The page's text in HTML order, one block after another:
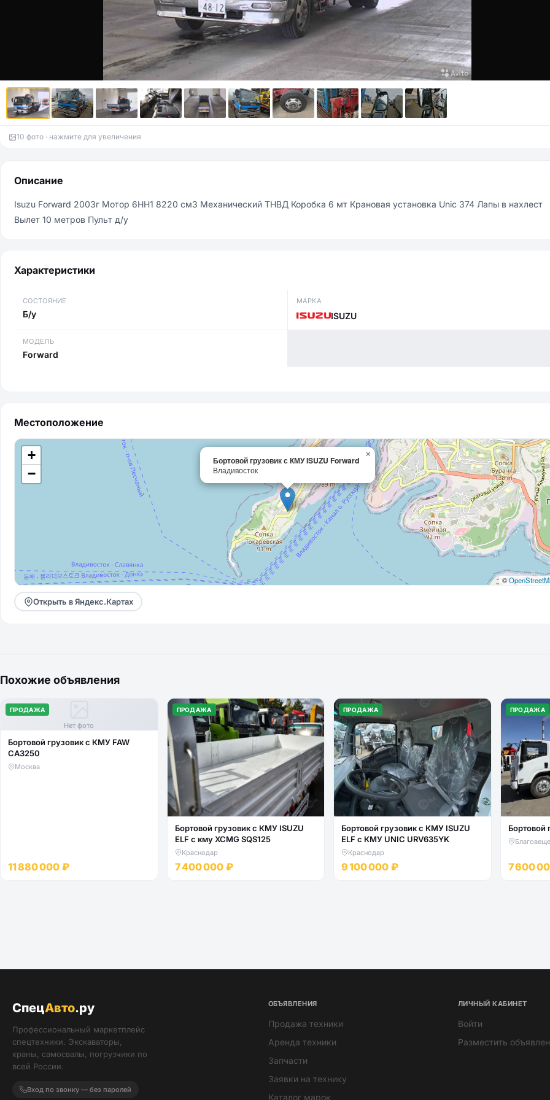
10 фото · нажмите для увеличения
Описание
Isuzu Fоrwаrd 2003г Мотор 6НН1 8220 см3 Механический ТНВД Коробка 6 мт Крановая установка Uniс 374 Лапы в нахлест
Вылет 10 метров Пульт д/у
Характеристики
СОСТОЯНИЕ
Б/у
МАРКА
ISUZU
МОДЕЛЬ
Forward
Местоположение
Бортовой грузовик с КМУ ISUZU Forward
Владивосток
×
+
−
©
Открыть в Яндекс.Картах
Похожие объявления
ПРОДАЖА
Нет фото
Бортовой грузовик с КМУ FAW
CA3250
Москва
11 880 000 ₽
ПРОДАЖА
Бортовой грузовик с КМУ ISUZU
ELF с кму XCMG SQS125
Краснодар
7 400 000 ₽
ПРОДАЖА
Бортовой грузовик с КМУ ISUZU
ELF c КМУ UNIC URV635YK
Краснодар
9 100 000 ₽
ПРОДАЖА
Бортовой
7 600
СпецАвто.ру
Профессиональный маркетплейс
спецтехники. Экскаваторы,
краны, самосвалы, погрузчики по
всей России.
Вход по звонку — без паролей
ОБЪЯВЛЕНИЯ
Продажа техники
Аренда техники
Запчасти
Заявки на технику
Каталог марок
ЛИЧНЫЙ КАБИНЕТ
Войти
Разместить